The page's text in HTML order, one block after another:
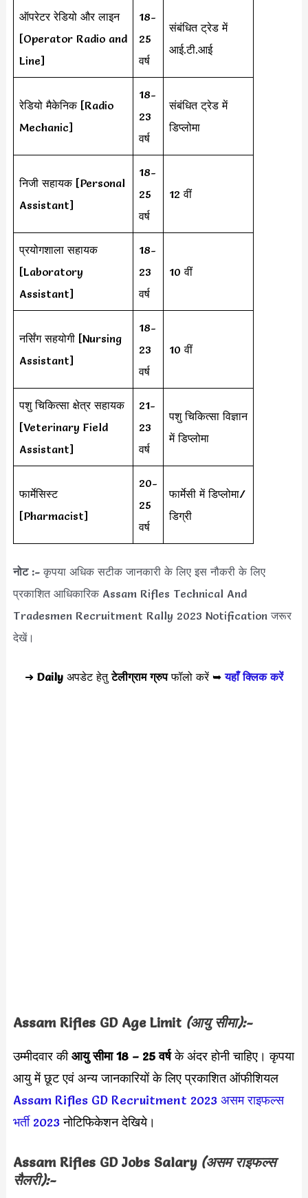
ऑपरेटर रेडियो और लाइन
[Operator Radio and
Line]
18-
25
वर्ष
संबंधित ट्रेड में
आई.टी.आई
रेडियो मैकेनिक [Radio
Mechanic]
18-
23
वर्ष
संबंधित ट्रेड में
डिप्लोमा
निजी सहायक [Personal
Assistant]
18-
25
वर्ष
12 वीं
प्रयोगशाला सहायक
[Laboratory
Assistant]
18-
23
वर्ष
10 वीं
नर्सिंग सहयोगी [Nursing
Assistant]
18-
23
वर्ष
10 वीं
पशु चिकित्सा क्षेत्र सहायक
[Veterinary Field
Assistant]
21-
23
वर्ष
पशु चिकित्सा विज्ञान
में डिप्लोमा
फार्मेसिस्ट
[Pharmacist]
20-
25
वर्ष
फार्मेसी में डिप्लोमा/
डिग्री
नोट :-कृपया अधिक सटीक जानकारी के लिए इस नौकरी के लिए
प्रकाशित आधिकारिक Assam Rifles Technical And
Tradesmen Recruitment Rally 2023 Notification जरूर
देखें।
➜ Daily अपडेट हेतुटेलीग्राम ग्रुपफॉलो करें ➥यहाँ क्लिक करें
Assam Rifles GD Age Limit (आयु सीमा):-
उम्मीदवार कीआयु सीमा 18 – 25 वर्षके अंदर होनी चाहिए। कृपया
आयु में छूट एवं अन्य जानकारियों के लिए प्रकाशित ऑफीशियल
Assam Rifles GD Recruitment 2023 असम राइफल्स
भर्ती 2023 नोटिफिकेशन देखिये।
Assam Rifles GD Jobs Salary (असम राइफल्स
सैलरी):-